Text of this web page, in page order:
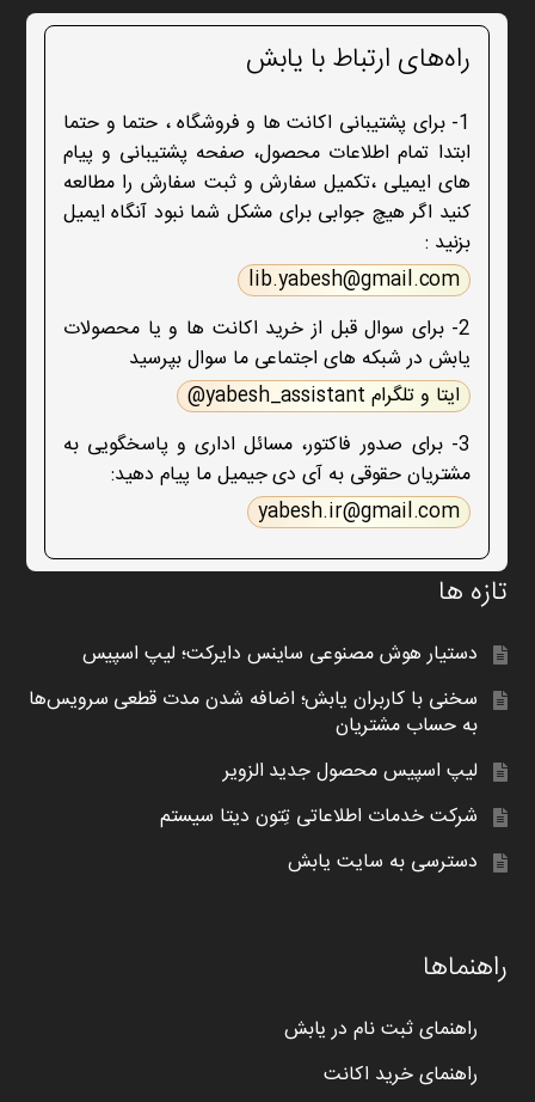
راه‌های ارتباط با یابش
1- برای پشتیبانی اکانت ها و فروشگاه ، حتما و حتما
ابتدا تمام اطلاعات محصول، صفحه پشتیبانی و پیام
های ایمیلی ،تکمیل سفارش و ثبت سفارش را مطالعه
کنید اگر هیچ جوابی برای مشکل شما نبود آنگاه ایمیل
بزنید :
lib.yabesh@gmail.com
2- برای سوال قبل از خرید اکانت ها و یا محصولات
یابش در شبکه های اجتماعی ما سوال بپرسید
ایتا و تلگرام yabesh_assistant@
3- برای صدور فاکتور، مسائل اداری و پاسخگویی به
مشتریان حقوقی به آی دی جیمیل ما پیام دهید:
yabesh.ir@gmail.com
تازه ها
دستیار هوش مصنوعی ساینس دایرکت؛ لیپ اسپیس
سخنی با کاربران یابش؛ اضافه شدن مدت قطعی سرویس‌ها
به حساب مشتریان
لیپ اسپیس محصول جدید الزویر
شرکت خدمات اطلاعاتی تِتون دیتا سیستم
دسترسی به سایت یابش
راهنماها
راهنمای ثبت نام در یابش
راهنمای خرید اکانت